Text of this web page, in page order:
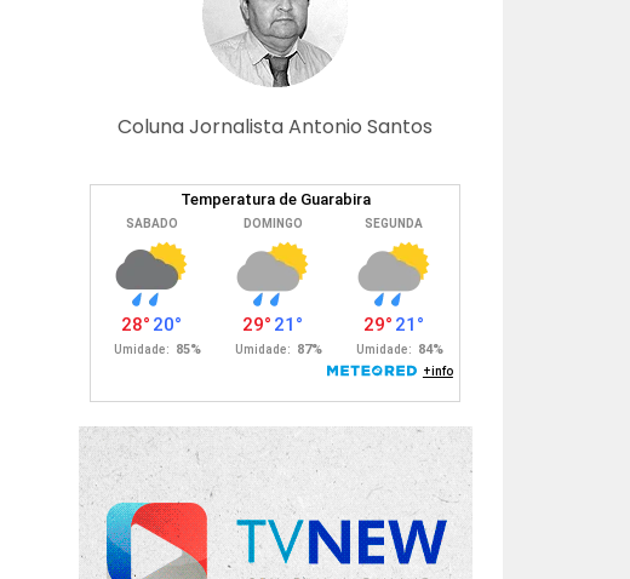
Coluna Jornalista Antonio Santos